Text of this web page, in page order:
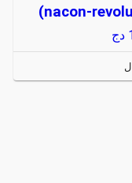
(nacon-
دج